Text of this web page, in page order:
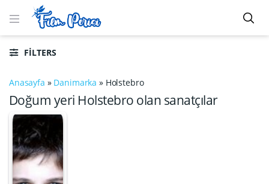
FILTERS
Anasayfa » Danimarka » Holstebro
Doğum yeri Holstebro olan sanatçılar